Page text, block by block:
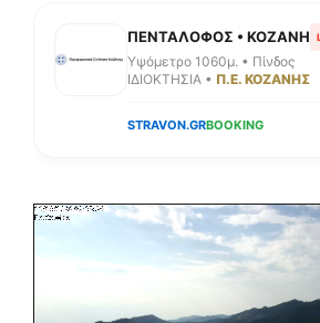
ΠΕΝΤΑΛΟΦΟΣ • ΚΟΖΑΝΗ
Υψόμετρο 1060μ. • Πίνδος
ΙΔΙΟΚΤΗΣΙΑ • Π.Ε. ΚΟΖΑΝΗΣ
STRAVON.GRBOOKING